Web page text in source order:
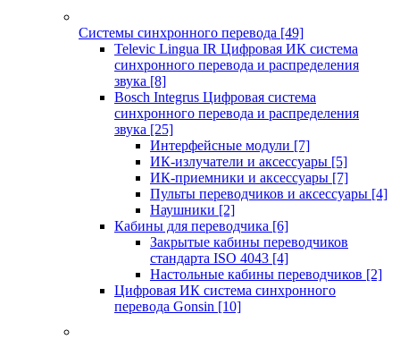
Системы синхронного перевода [49]
Televic Lingua IR Цифровая ИК система
синхронного перевода и распределения
звука [8]
Bosch Integrus Цифровая система
синхронного перевода и распределения
звука [25]
Интерфейсные модули [7]
ИК-излучатели и аксессуары [5]
ИК-приемники и аксессуары [7]
Пульты переводчиков и аксессуары [4]
Наушники [2]
Кабины для переводчика [6]
Закрытые кабины переводчиков
стандарта ISO 4043 [4]
Настольные кабины переводчиков [2]
Цифровая ИК система синхронного
перевода Gonsin [10]